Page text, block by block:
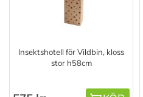
Insektshotell för Vildbin, kloss
stor h58cm